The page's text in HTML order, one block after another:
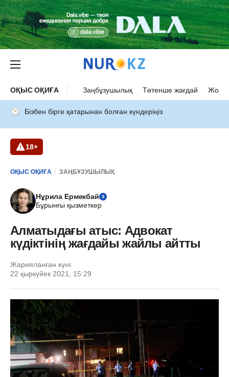
ОҚЫС ОҚИҒА Заңбұзушылық Төтенше жағдай Жол
Бізбен бірге қатарынан болған күндеріңіз
18+
ОҚЫС ОҚИҒА ЗАҢБҰЗУШЫЛЫҚ
Нұрила Ермекбай
Бұрынғы қызметкер
Алматыдағы атыс: Адвокат
күдіктінің жағдайы жайлы айтты
Жарияланған күні:
22 қыркүйек 2021, 15:29